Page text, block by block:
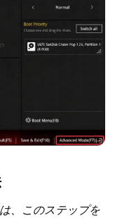
、このステップを